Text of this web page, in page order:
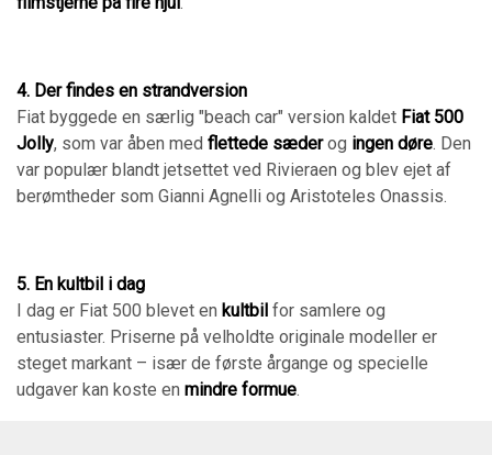
4. Der findes en strandversion
Fiat byggede en særlig "beach car" version kaldet Fiat 500
Jolly, som var åben med flettede sæderog ingen døre. Den
var populær blandt jetsettet ved Rivieraen og blev ejet af
berømtheder som Gianni Agnelli og Aristoteles Onassis.
5. En kultbil i dag
I dag er Fiat 500 blevet en kultbil for samlere og
entusiaster. Priserne på velholdte originale modeller er
steget markant – især de første årgange og specielle
udgaver kan koste en mindre formue.